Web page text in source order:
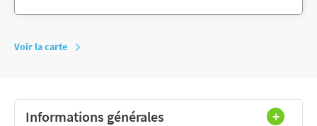
Voir la carte
Informations générales